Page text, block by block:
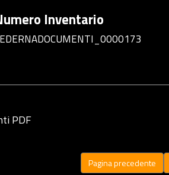
Inventario
PDF
Pagina precedente